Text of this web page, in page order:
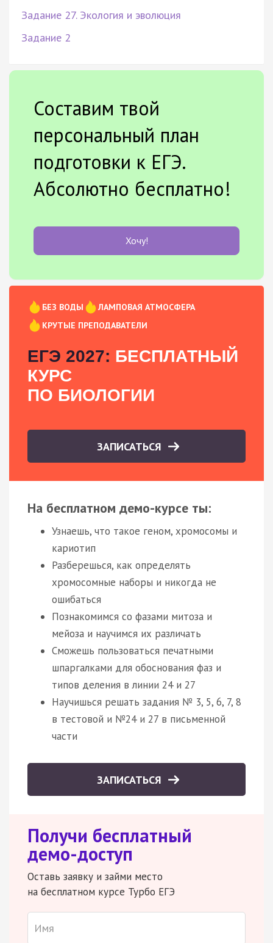
Задание 27. Экология и эволюция
Задание 2
Составим твой
персональный план
подготовки к ЕГЭ.
Абсолютно бесплатно!
Хочу!
БЕЗ ВОДЫ
ЛАМПОВАЯ АТМОСФЕРА
КРУТЫЕ ПРЕПОДАВАТЕЛИ
ЕГЭ 2027: БЕСПЛАТНЫЙ
КУРС
ПО БИОЛОГИИ
ЗАПИСАТЬСЯ
На бесплатном демо-курсе ты:
Узнаешь, что такое геном, хромосомы и
кариотип
Разберешься, как определять
хромосомные наборы и никогда не
ошибаться
Познакомимся со фазами митоза и
мейоза и научимся их различать
Сможешь пользоваться печатными
шпаргалками для обоснования фаз и
типов деления в линии 24 и 27
Научишься решать задания № 3, 5, 6, 7, 8
в тестовой и №24 и 27 в письменной
части
ЗАПИСАТЬСЯ
Получи бесплатный
демо-доступ
Оставь заявку и займи место
на бесплатном курсе Турбо ЕГЭ